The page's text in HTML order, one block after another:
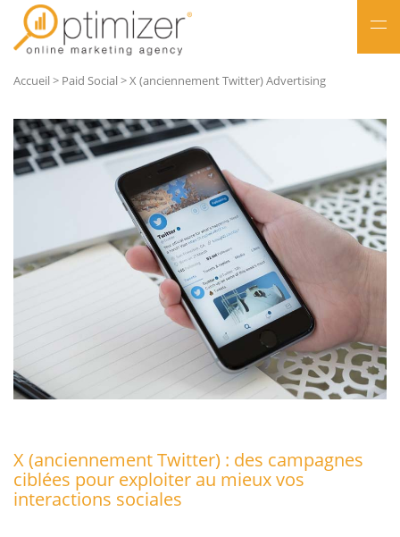
Accueil > Paid Social >X (anciennement Twitter) Advertising
X (anciennement Twitter) : des campagnes
ciblées pour exploiter au mieux vos
interactions sociales